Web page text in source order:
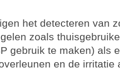
het detecteren van
zoals
gebruik te maken) als
en de irritatie